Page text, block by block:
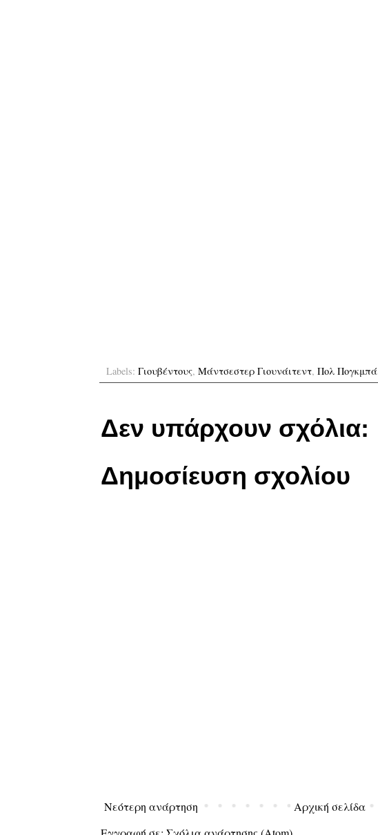
Labels: Γιουβέντους, Μάντσεστερ Γιουνάιτεντ, Πολ Πογκμπά
Δεν υπάρχουν σχόλια:
Δημοσίευση σχολίου
Νεότερη ανάρτηση
Αρχική σελίδα